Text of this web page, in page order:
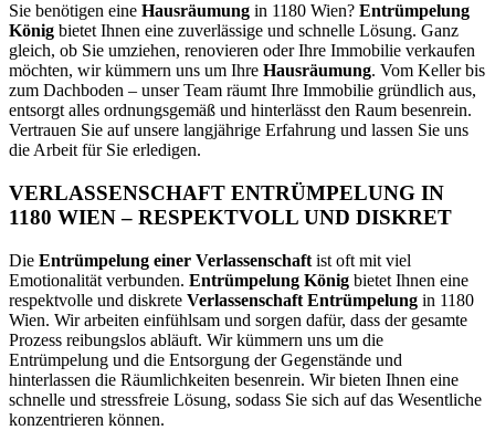
Sie benötigen eine Hausräumung in 1180 Wien? Entrümpelung
König bietet Ihnen eine zuverlässige und schnelle Lösung. Ganz
gleich, ob Sie umziehen, renovieren oder Ihre Immobilie verkaufen
möchten, wir kümmern uns um Ihre Hausräumung. Vom Keller bis
zum Dachboden – unser Team räumt Ihre Immobilie gründlich aus,
entsorgt alles ordnungsgemäß und hinterlässt den Raum besenrein.
Vertrauen Sie auf unsere langjährige Erfahrung und lassen Sie uns
die Arbeit für Sie erledigen.
VERLASSENSCHAFT ENTRÜMPELUNG IN
1180 WIEN – RESPEKTVOLL UND DISKRET
Die Entrümpelung einer Verlassenschaft ist oft mit viel
Emotionalität verbunden. Entrümpelung König bietet Ihnen eine
respektvolle und diskrete Verlassenschaft Entrümpelung in 1180
Wien. Wir arbeiten einfühlsam und sorgen dafür, dass der gesamte
Prozess reibungslos abläuft. Wir kümmern uns um die
Entrümpelung und die Entsorgung der Gegenstände und
hinterlassen die Räumlichkeiten besenrein. Wir bieten Ihnen eine
schnelle und stressfreie Lösung, sodass Sie sich auf das Wesentliche
konzentrieren können.